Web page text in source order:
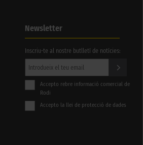
Newsletter
Inscriu-te al nostre butlletí de notícies:
Accepto rebre informació comercial de
Rodi
Accepto la llei de protecció de dades